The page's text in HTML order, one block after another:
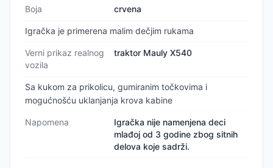
Boja crvena
Igračka je primerena malim dečjim rukama
Verni prikaz realnog
vozila
traktor Mauly X540
Sa kukom za prikolicu, gumiranim točkovima i
mogućnošću uklanjanja krova kabine
Napomena
Igračka nije namenjena deci
mlađoj od 3 godine zbog sitnih
delova koje sadrži.